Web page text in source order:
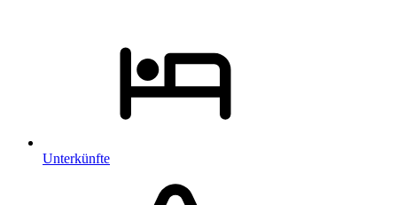
Unterkünfte